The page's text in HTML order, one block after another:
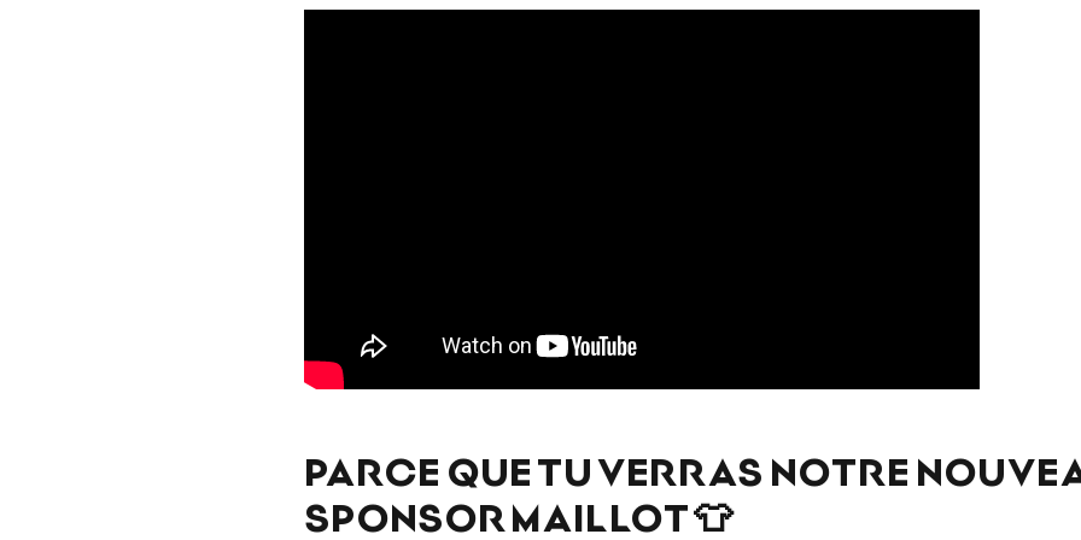
PARCE QUE TU VERRAS NOTRE
SPONSOR MAILLOT 👕